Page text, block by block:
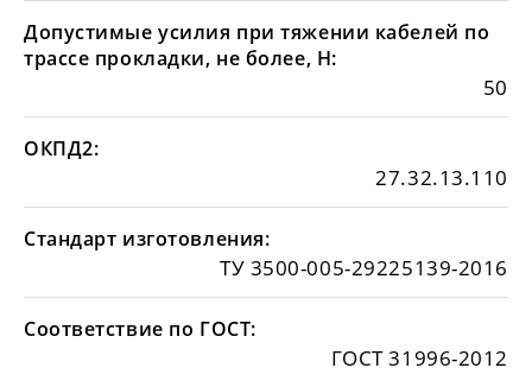
Допустимые усилия при тяжении кабелей по
трассе прокладки, не более, Н:
50
ОКПД2:
27.32.13.110
Стандарт изготовления:
ТУ 3500-005-29225139-2016
Соответствие по ГОСТ:
ГОСТ 31996-2012